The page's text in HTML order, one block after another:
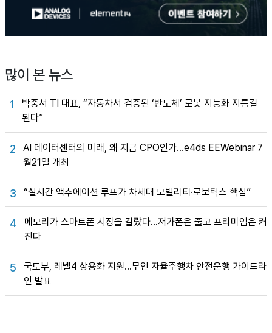
많이 본 뉴스
1
박중서 TI 대표, “자동차서 검증된 ‘반도체’ 로봇 지능화 지름길
된다”
2
AI 데이터센터의 미래, 왜 지금 CPO인가…e4ds EEWebinar 7
월21일 개최
3 “실시간 액추에이션 루프가 차세대 모빌리티·로보틱스 핵심”
4
메모리가 스마트폰 시장을 갈랐다…저가폰은 줄고 프리미엄은 커
진다
5
국토부, 레벨4 상용화 지원…무인 자율주행차 안전운행 가이드라
인 발표